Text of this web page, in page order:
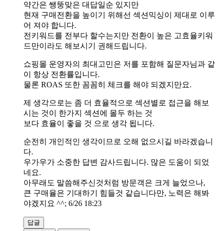
약간은 쌩뚱맞은 대답일순 있지만
현재 구매전환을 높이기 위해선 섹션믹싱이 제대로 이루
어 져야 합니다.
전키워드를 전부다 할수는지만 전환이 높은 고효율키워
드만이라도 해보시기 권해드립니다.
쇼핑몰 운영자의 최대고민은 저를 포함해 질문자님과 같
이 항상 전환률입니다.
물론 ROAS 또한 꼼꼼히 체크를 해야 되겠지만요.
제 생각으로는 좀 더 효율적으로 섹션별로 접근을 해보
시는 것이 한가지 섹션에 몰두 하는 것
보다 효율이 좋을 것 으로 생각 됩니다.
순전히 개인적인 생각이므로 오해 없으시길 바라겠습니
다.
우가우가 소중한 답변 감사드립니다. 많은 도움이 되었
네요.
아무래도 말씀해주신것처럼 방문객은 크게 늘었으나,
큰 구매율은 기대하기 힘들것 같습니다만, 노력은 해봐
야겠지요 ^^; 6/26 18:23
답글